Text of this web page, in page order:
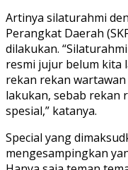
Artinya silaturahmi
Perangkat Daerah
dilakukan.
resmi jujur belum kita
rekan rekan
lakukan, sebab rekan
spesial,” katanya.
Special yang
mengesampingkan